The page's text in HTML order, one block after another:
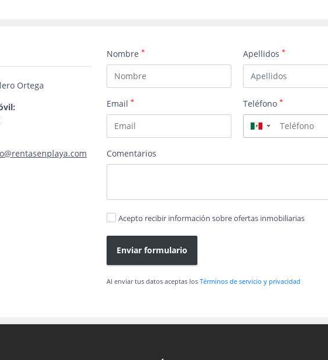
Ortega
Nombre* Apellidos*
Email* Teléfono*
▼
Comentarios
Acepto recibir información sobre ofertas inmobiliarias
Enviar formulario
Al enviar tus datos aceptas losTérminos de servicio y privacidad